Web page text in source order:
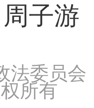
子游
法委员会
所有